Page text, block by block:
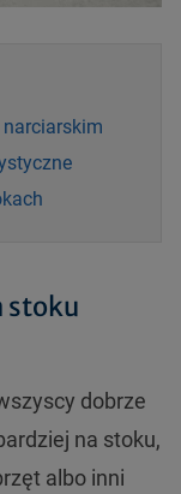
stoku
dobrze
na stoku,
albo inni